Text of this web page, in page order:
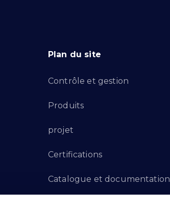
Plan du site
Contrôle et gestion
Produits
projet
Certifications
Catalogue et documentation